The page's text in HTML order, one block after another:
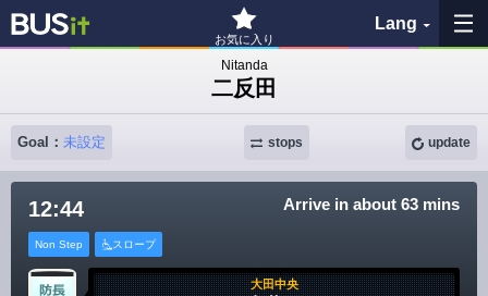
お気に入り
Lang
My Favorites
History
See the map
Nitanda
二反田
Goal： 未設定 update
stops
12:44 Arrive in about 63 mins
Non Step スロープ
大田中央